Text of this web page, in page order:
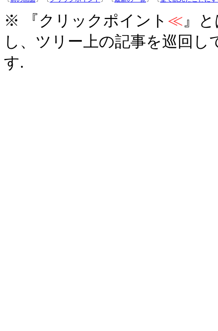
※ 『クリックポイント ≪』
し、ツリー上の記事を巡回
す.